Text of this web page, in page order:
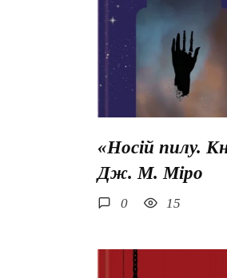
«Носій пилу.
Дж. М. Міро
0 15